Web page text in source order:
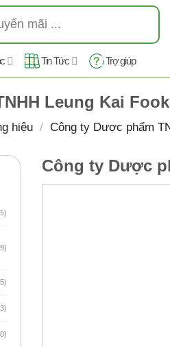
Tin Tức Trợ giúp
Leung Kai Fook
hiệu / Công ty Dược phẩm
Công ty Dược